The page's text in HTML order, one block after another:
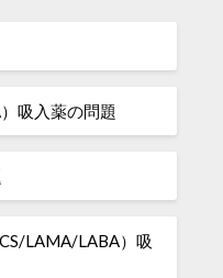
吸入薬の問題
LAMA/LABA）吸